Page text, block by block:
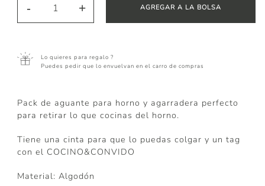
+
- AGREGAR A LA BOLSA
Lo quieres para regalo ?
Puedes pedir que lo envuelvan en el carro de compras
Pack de aguante para horno y agarradera perfecto
para retirar lo que cocinas del horno.
Tiene una cinta para que lo puedas colgar y un tag
con el COCINO&CONVIDO
Material: Algodón